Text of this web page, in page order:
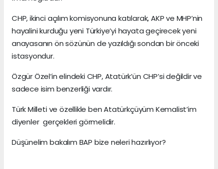
CHP, ikinci açılım komisyonuna katılarak, AKP ve MHP’nin
hayalini kurduğu yeni Türkiye’yi hayata geçirecek yeni
anayasanın ön sözünün de yazıldığı sondan bir önceki
istasyondur.
Özgür Özel’in elindeki CHP, Atatürk’ün CHP’si değildir ve
sadece isim benzerliği vardır.
Türk Milleti ve özellikle ben Atatürkçüyüm Kemalist’im
diyenler gerçekleri görmelidir.
Düşünelim bakalım BAP bize neleri hazırlıyor?